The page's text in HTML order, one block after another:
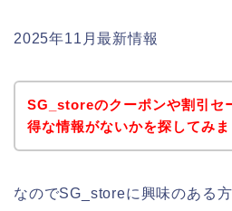
2025年11月最新情報
SG_storeのクーポンや割引セ
得な情報がないかを探してみま
なのでSG_storeに興味のある